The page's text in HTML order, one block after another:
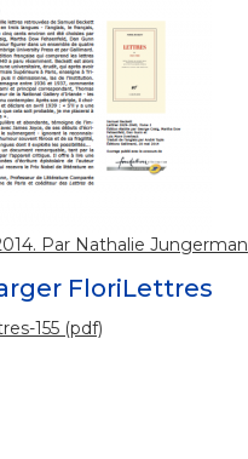
Par Nathalie Jungerman
FloriLettres
155 (pdf)